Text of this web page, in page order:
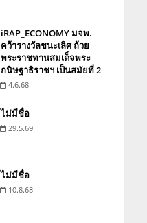
iRAP_ECONOMY มจพ.
คว้ารางวัลชนะเลิศ ถ้วย
พระราชทานสมเด็จพระ
กนิษฐาธิราชฯ เป็นสมัยที่ 2
4.6.68
ไม่มีชื่อ
29.5.69
ไม่มีชื่อ
10.8.68